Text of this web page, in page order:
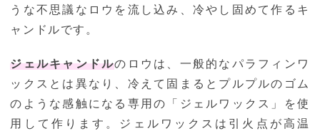
うな不思議なロウを流し込み、冷やし固めて作るキ
ャンドルです。
ジェルキャンドルのロウは、一般的なパラフィンワ
ックスとは異なり、冷えて固まるとプルプルのゴム
のような感触になる専用の「ジェルワックス」を使
用して作ります。ジェルワックスは引火点が高温